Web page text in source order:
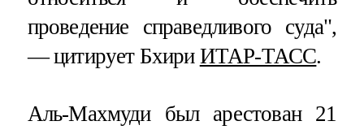
проведение справедливого суда",
— цитирует Бхири ИТАР-ТАСС.
Аль-Махмуди был арестован 21